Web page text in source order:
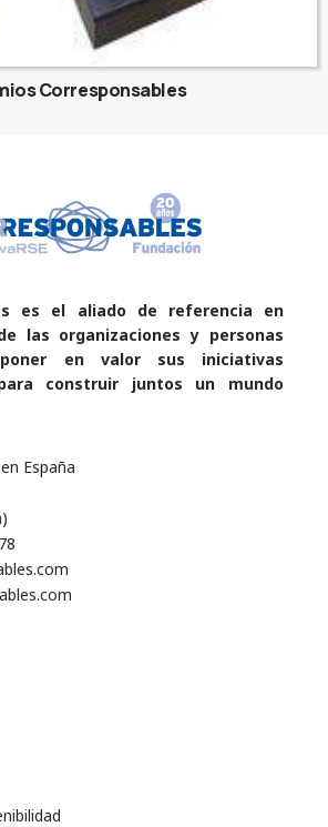
Corresponsables
es el aliado de referencia en
las organizaciones y personas
en valor sus iniciativas
construir juntos un mundo
España